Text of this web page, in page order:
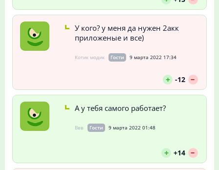
У кого? у меня да нужен 2акк
приложеные и все)
Котик модик Гости 9 марта 2022 17:34
+ -12 --
А у тебя самого работает?
Ввв Гости 9 марта 2022 01:48
+ +14 --